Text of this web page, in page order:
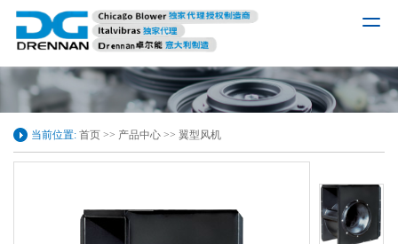
当前位置: 首页 >> 产品中心 >> 翼型风机